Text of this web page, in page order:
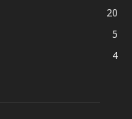
20
5
4